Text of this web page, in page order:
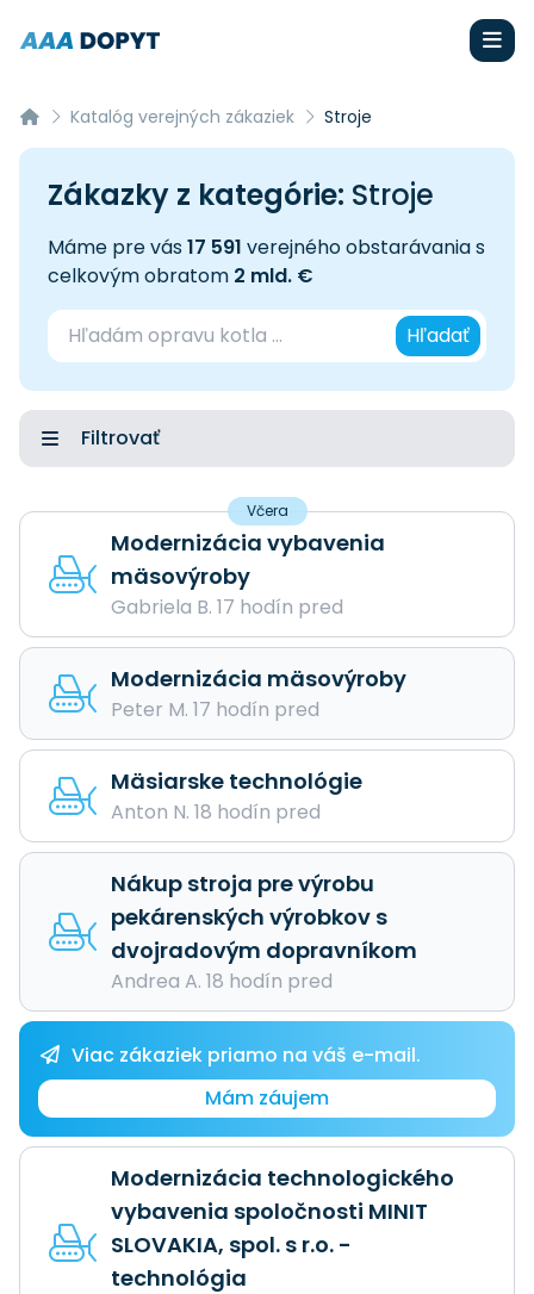
Katalóg verejných zákaziek Stroje
Zákazky z kategórie: Stroje
Máme pre vás 17 591 verejného obstarávania s
celkovým obratom 2 mld. €
Hľadať
Filtrovať
Včera
Modernizácia vybavenia
mäsovýroby
Gabriela B. 17 hodín pred
Modernizácia mäsovýroby
Peter M. 17 hodín pred
Mäsiarske technológie
Anton N. 18 hodín pred
Nákup stroja pre výrobu
pekárenských výrobkov s
dvojradovým dopravníkom
Andrea A. 18 hodín pred
Viac zákaziek priamo na váš e-mail.
Mám záujem
Modernizácia technologického
vybavenia spoločnosti MINIT
SLOVAKIA, spol. s r.o. -
technológia